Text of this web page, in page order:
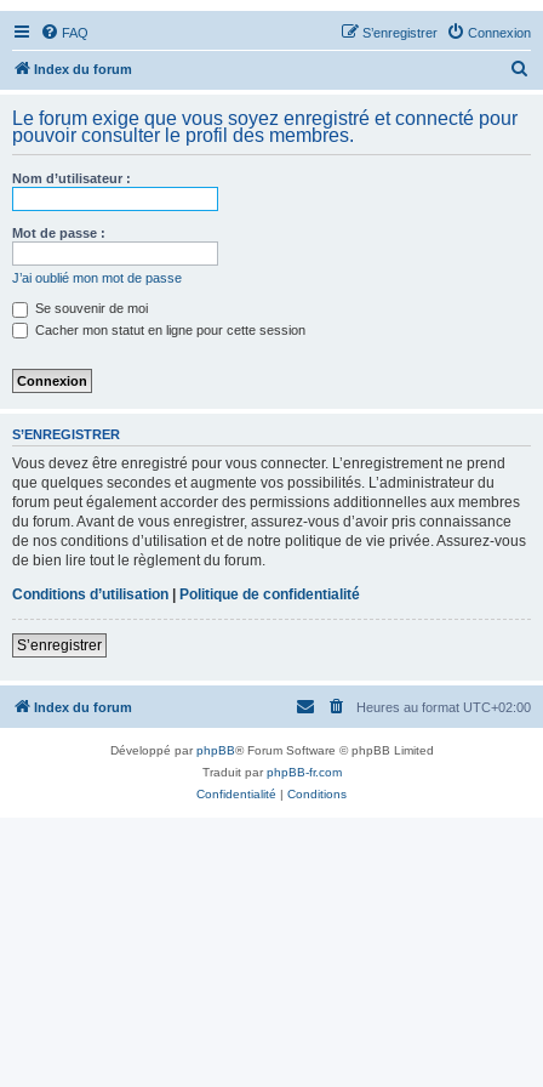
FAQ Connexion
S’enregistrer
Index du forum
h
Le forum exige que vous soyez enregistré et connecté pour
pouvoir consulter le profil des membres.
Nom d’utilisateur :
Mot de passe :
J’ai oublié mon mot de passe
Se souvenir de moi
Cacher mon statut en ligne pour cette session
S’ENREGISTRER
Vous devez être enregistré pour vous connecter. L’enregistrement ne prend
que quelques secondes et augmente vos possibilités. L’administrateur du
forum peut également accorder des permissions additionnelles aux membres
du forum. Avant de vous enregistrer, assurez-vous d’avoir pris connaissance
de nos conditions d’utilisation et de notre politique de vie privée. Assurez-vous
de bien lire tout le règlement du forum.
Conditions d’utilisation | Politique de confidentialité
S’enregistrer
Index du forum Heures au format UTC+02:00
Développé parphpBB® Forum Software © phpBB Limited
Traduit parphpBB-fr.com
Confidentialité | Conditions